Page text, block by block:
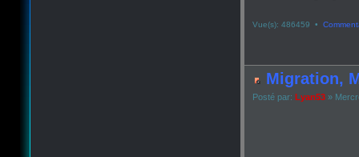
Vue(s): 486459 •
Migration,
Posté par: Lyan53 »